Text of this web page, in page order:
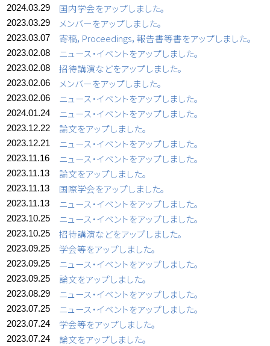
2024.03.29 国内学会をアップしました。
2023.03.29 メンバーをアップしました。
2023.03.07 寄稿，Proceedings，報告書等書をアップしました。
2023.02.08 ニュース・イベントをアップしました。
2023.02.08 招待講演などをアップしました。
2023.02.06 メンバーをアップしました。
2023.02.06 ニュース・イベントをアップしました。
2024.01.24 ニュース・イベントをアップしました。
2023.12.22 論文をアップしました。
2023.12.21 ニュース・イベントをアップしました。
2023.11.16 ニュース・イベントをアップしました。
2023.11.13 論文をアップしました。
2023.11.13 国際学会をアップしました。
2023.11.13 ニュース・イベントをアップしました。
2023.10.25 ニュース・イベントをアップしました。
2023.10.25 招待講演などをアップしました。
2023.09.25 学会等をアップしました。
2023.09.25 ニュース・イベントをアップしました。
2023.09.25 論文をアップしました。
2023.08.29 ニュース・イベントをアップしました。
2023.07.25 ニュース・イベントをアップしました。
2023.07.24 学会等をアップしました。
2023.07.24 論文をアップしました。